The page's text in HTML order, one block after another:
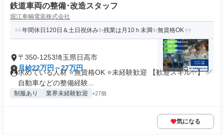
鉄道車両の整備･改造スタッフ
堀江車輌電装株式会社
年間休日120日＆土日祝休み✨残業は月10ｈ未満✨無資格OK
〒350-1253埼玉県日高市
月給22万円～27万円
求めている人材 ⭐無資格OK ⭐未経験歓迎 【歓迎スキル✨】 ✅
自動車などの整備経験...
制服あり 業界未経験歓迎 +27個
気になる